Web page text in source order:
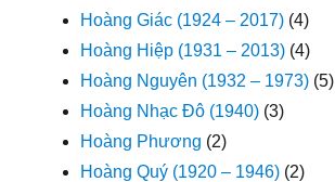
Hoàng Giác (1924 – 2017) (4)
Hoàng Hiệp (1931 – 2013) (4)
Hoàng Nguyên (1932 – 1973) (5)
Hoàng Nhạc Đô (1940) (3)
Hoàng Phương (2)
Hoàng Quý (1920 – 1946) (2)